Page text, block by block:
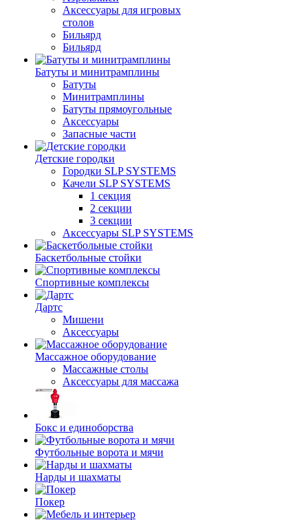
Аксессуары для игровых
столов
Бильяpд
Бильяpд
Батуты и минитрамплины
Батуты
Минитрамплины
Батуты прямоугольные
Аксессуары
Запасные части
Детские городки
Городки SLP SYSTEMS
Качели SLP SYSTEMS
1 секция
2 секции
3 секции
Аксессуары SLP SYSTEMS
Баскетбольные стойки
Спортивные комплексы
Дартс
Мишени
Аксессуары
Массажное оборудование
Массажные столы
Аксессуары для массажа
Бокс и единоборства
Футбольные ворота и мячи
Нарды и шахматы
Покер